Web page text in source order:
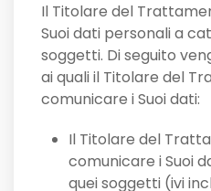
Il Titolare del
Suoi dati personali a
soggetti. Di seguito
ai quali il Titolare del
comunicare i Suoi dati:
Il Titolare del
comunicare i Suoi
quei soggetti (ivi